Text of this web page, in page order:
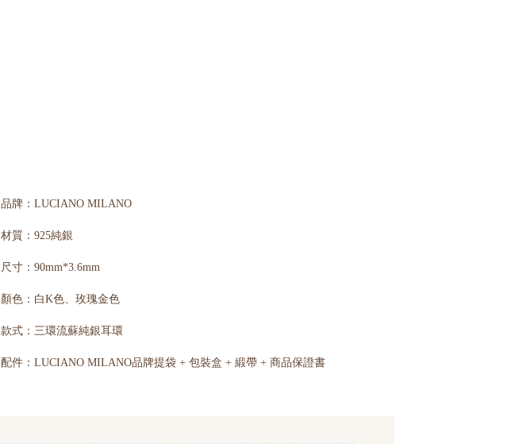
品牌：LUCIANO MILANO
材質：925純銀
尺寸：90mm*3.6mm
顏色：白K色、玫瑰金色
款式：三環流蘇純銀耳環
配件：LUCIANO MILANO品牌提袋 + 包裝盒 + 緞帶 + 商品保證書